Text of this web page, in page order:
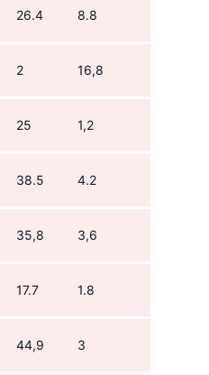
26.4 8.8
2 16,8
25 1,2
38.5 4.2
35,8 3,6
17.7 1.8
44,9 3